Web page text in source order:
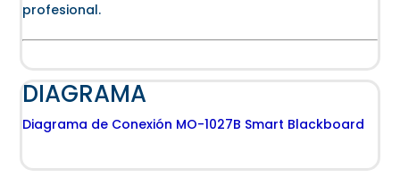
profesional.
DIAGRAMA
Diagrama de Conexión MO-1027B Smart Blackboard